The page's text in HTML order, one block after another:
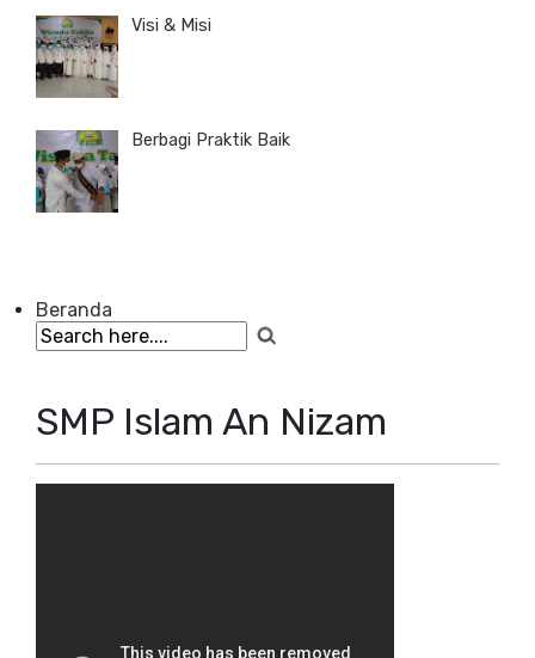
Visi & Misi
Berbagi Praktik Baik
Beranda
SMP Islam An Nizam